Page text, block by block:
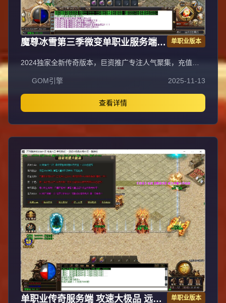
魔尊冰雪第三季微变单职业服务端
GOM引擎
单职业版本
2024独家全新传奇版本，巨资推广专注人气聚集，充值比
（10:30/13:30/16:30/19:30/22:30），新区火爆人气爆棚。
全装备怪物爆率无保留，物品来源完全透明，公平爆装系
统；重金定制GK反外挂系统，全面封禁外挂/加速/辅助，打
造绿色公平环境。每日五区连开人气霸屏，次日合区第三天
统一攻沙，激情PK体验。装备全靠野外爆出无商城售卖，
优惠不卖装备，公平无黑幕；防盗提示：不设二级密码保护
账号安全谨防诈骗。
GOM引擎 2025-11-13
查看详情
单职业传奇服务端 攻速大极品 远征 单职业版本